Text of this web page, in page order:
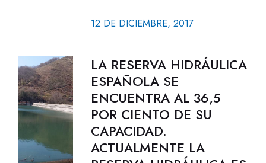
12 DE DICIEMBRE, 2017
LA RESERVA HIDRÁULICA
ESPAÑOLA SE
ENCUENTRA AL 36,5
POR CIENTO DE SU
CAPACIDAD.
ACTUALMENTE LA